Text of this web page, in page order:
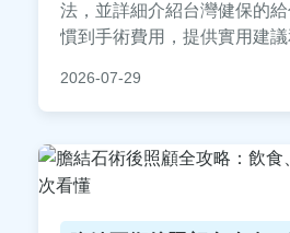
法，並詳細介紹台灣健保的
慣到手術費用，提供實用建
個人經驗分享和具體數據，實
石困擾的讀者參考。
2026-07-29